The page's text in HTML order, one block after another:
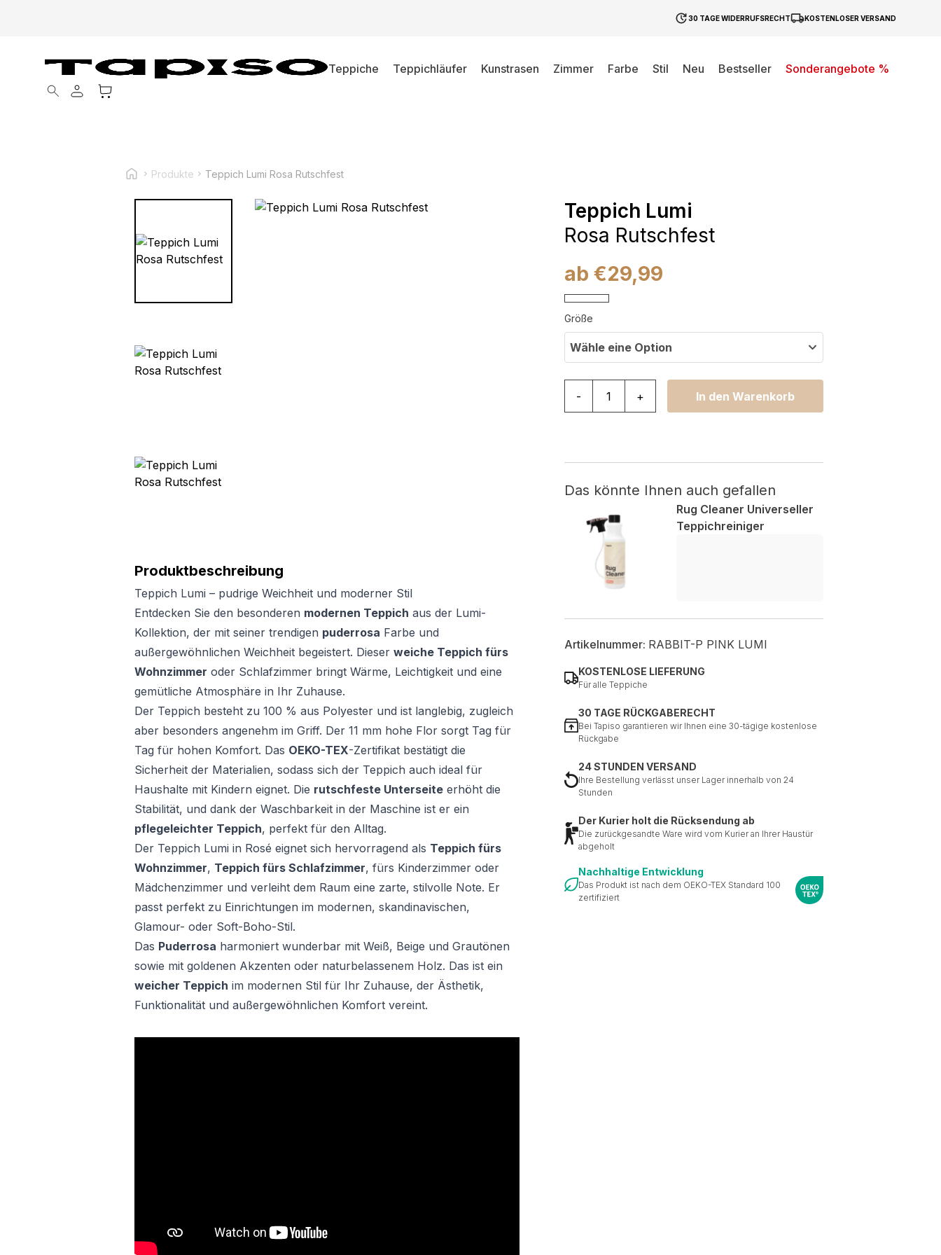
30 TAGE WIDERRUFSRECHT KOSTENLOSER VERSAND
Teppiche Teppichläufer Kunstrasen Zimmer Farbe Stil Neu Bestseller
Sonderangebote %
Products search
Produkte Teppich Lumi Rosa Rutschfest
Produktbeschreibung
Teppich Lumi – pudrige Weichheit und moderner Stil
Entdecken Sie den besonderen modernen Teppich aus der Lumi-
Kollektion, der mit seiner trendigen puderrosa Farbe und
außergewöhnlichen Weichheit begeistert. Dieser weiche Teppich fürs
Wohnzimmer oder Schlafzimmer bringt Wärme, Leichtigkeit und eine
gemütliche Atmosphäre in Ihr Zuhause.
Der Teppich besteht zu 100 % aus Polyester und ist langlebig, zugleich
aber besonders angenehm im Griff. Der 11 mm hohe Flor sorgt Tag für
Tag für hohen Komfort. Das OEKO-TEX-Zertifikat bestätigt die
Sicherheit der Materialien, sodass sich der Teppich auch ideal für
Haushalte mit Kindern eignet. Die rutschfeste Unterseite erhöht die
Stabilität, und dank der Waschbarkeit in der Maschine ist er ein
pflegeleichter Teppich, perfekt für den Alltag.
Der Teppich Lumi in Rosé eignet sich hervorragend als Teppich fürs
Wohnzimmer, Teppich fürs Schlafzimmer, fürs Kinderzimmer oder
Mädchenzimmer und verleiht dem Raum eine zarte, stilvolle Note. Er
passt perfekt zu Einrichtungen im modernen, skandinavischen,
Glamour- oder Soft-Boho-Stil.
Das Puderrosa harmoniert wunderbar mit Weiß, Beige und Grautönen
sowie mit goldenen Akzenten oder naturbelassenem Holz. Das ist ein
weicher Teppich im modernen Stil für Ihr Zuhause, der Ästhetik,
Funktionalität und außergewöhnlichen Komfort vereint.
Teppich Lumi
Rosa Rutschfest
ab €29,99
Größe
Wähle eine Option
- + In den Warenkorb
Das könnte Ihnen auch gefallen
Rug Cleaner Universeller
Teppichreiniger
Artikelnummer: RABBIT-P PINK LUMI
KOSTENLOSE LIEFERUNG
Für alle Teppiche
30 TAGE RÜCKGABERECHT
Bei Tapiso garantieren wir Ihnen eine 30-tägige kostenlose
Rückgabe
24 STUNDEN VERSAND
Ihre Bestellung verlässt unser Lager innerhalb von 24
Stunden
Der Kurier holt die Rücksendung ab
Die zurückgesandte Ware wird vom Kurier an Ihrer Haustür
abgeholt
Nachhaltige Entwicklung
Das Produkt ist nach dem OEKO-TEX Standard 100
zertifiziert